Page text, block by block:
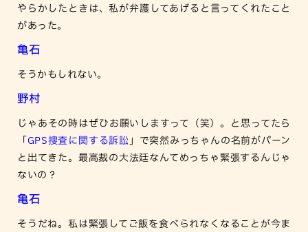
やらかしたときは、私が弁護してあげると言ってくれたこと
があった。
亀石
そうかもしれない。
野村
じゃあその時はぜひお願いしますって（笑）。と思ってたら
「GPS捜査に関する訴訟」で突然みっちゃんの名前がパーン
と出てきた。最高裁の大法廷なんてめっちゃ緊張するんじゃ
ないの？
亀石
そうだね。私は緊張してご飯を食べられなくなることが今ま